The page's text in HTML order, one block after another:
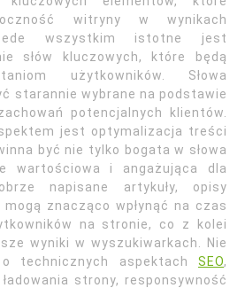
witryny w wynikach
wszystkim istotne jest
słów kluczowych, które będą
użytkowników. Słowa
starannie wybrane na podstawie
potencjalnych klientów.
jest optymalizacja treści
być nie tylko bogata w słowa
wartościowa i angażująca dla
napisane artykuły, opisy
znacząco wpłynąć na czas
na stronie, co z kolei
wyniki w wyszukiwarkach. Nie
technicznych aspektach SEO,
strony, responsywność